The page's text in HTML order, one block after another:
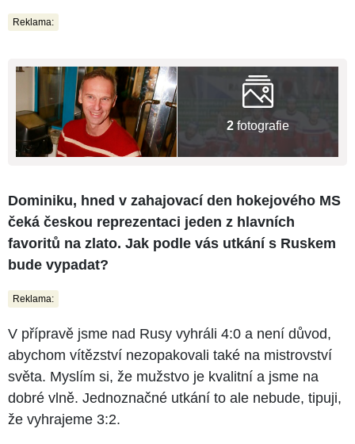
Reklama:
2 fotografie
Dominiku, hned v zahajovací den hokejového MS
čeká českou reprezentaci jeden z hlavních
favoritů na zlato. Jak podle vás utkání s Ruskem
bude vypadat?
Reklama:
V přípravě jsme nad Rusy vyhráli 4:0 a není důvod,
abychom vítězství nezopakovali také na mistrovství
světa. Myslím si, že mužstvo je kvalitní a jsme na
dobré vlně. Jednoznačné utkání to ale nebude, tipuji,
že vyhrajeme 3:2.